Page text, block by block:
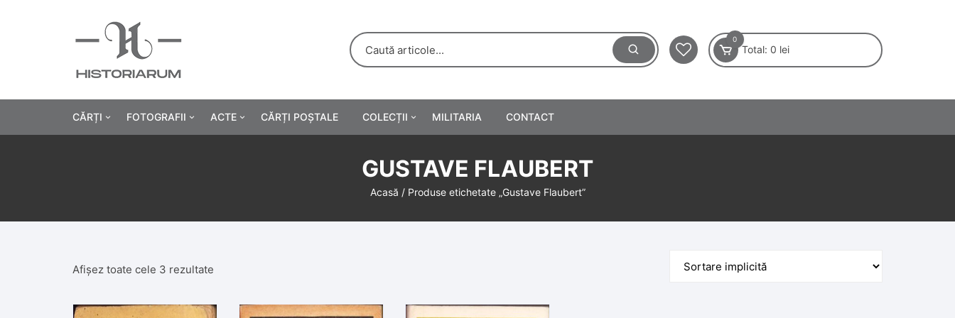
0
Total: 0 lei
CĂRȚI
Industrie
Cărți religie
FOTOGRAFII ACTE
Hârtii cu antet
CĂRȚI POȘTALE COLECȚII
Reclame tipărite
Afișe
MILITARIA CONTACT
GUSTAVE FLAUBERT
Acasă / Produse etichetate „Gustave Flaubert”
Afișez toate cele 3 rezultate